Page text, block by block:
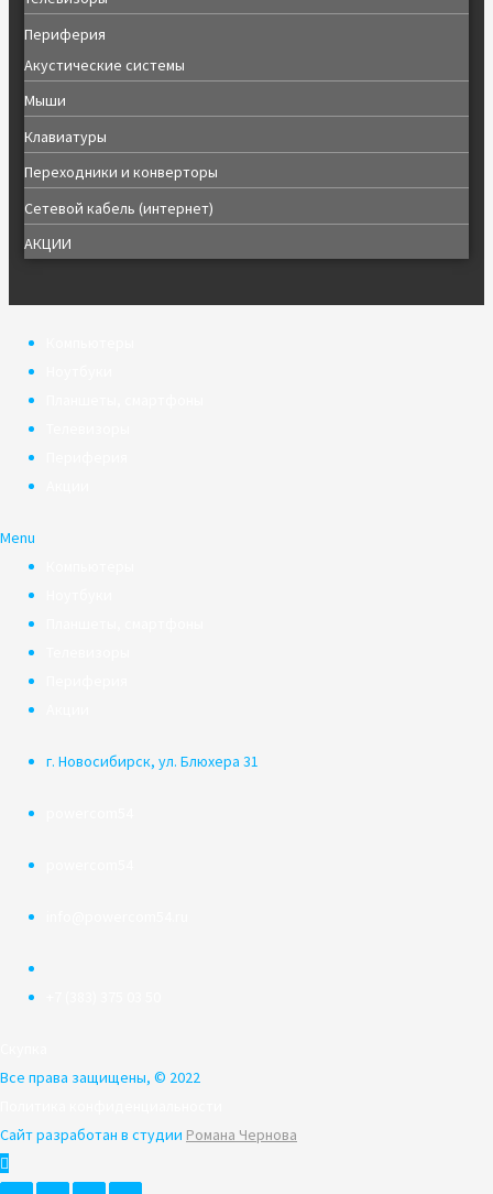
Периферия
Акустические системы
Мыши
Клавиатуры
Переходники и конверторы
Сетевой кабель (интернет)
АКЦИИ
Menu
г. Новосибирск, ул. Блюхера 31
Все права защищены, © 2022
Сайт разработан в студии Романа Чернова